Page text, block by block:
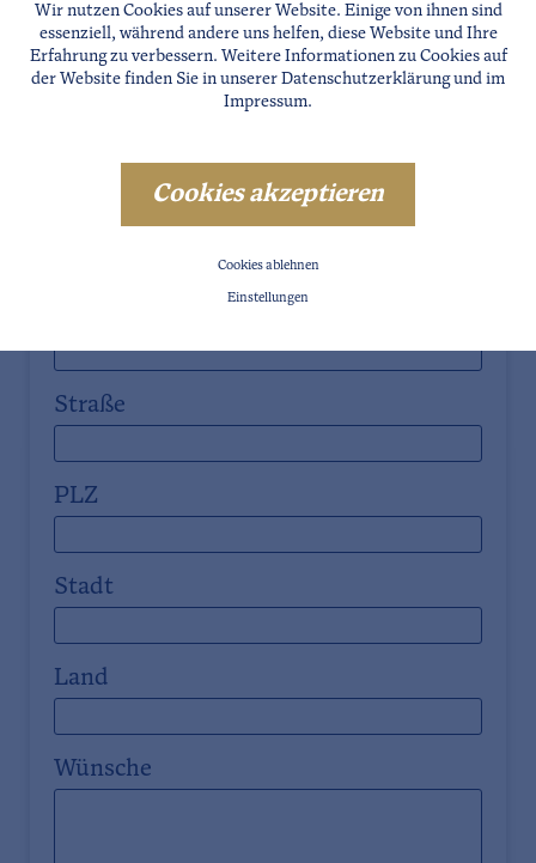
Vorname
E-Mail
Straße
PLZ
Stadt
Land
Wünsche
Wir nutzen Cookies auf unserer Website. Einige von ihnen sind
essenziell, während andere uns helfen, diese Website und Ihre
Erfahrung zu verbessern. Weitere Informationen zu Cookies auf
der Website finden Sie in unserer Datenschutzerklärungund im
Impressum.
Cookies akzeptieren
Cookies ablehnen
Einstellungen